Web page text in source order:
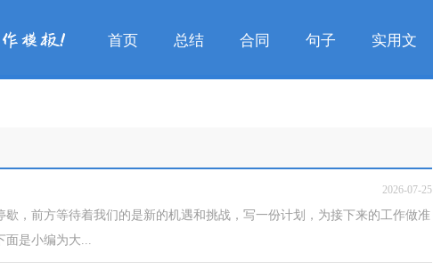
首页 总结 合同 句子 实用文
2026-07-25
歇，前方等待着我们的是新的机遇和挑战，写一份计划，为接下来的工作做准
面是小编为大...